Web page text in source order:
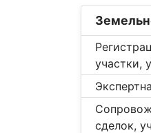
участки,
сделок,